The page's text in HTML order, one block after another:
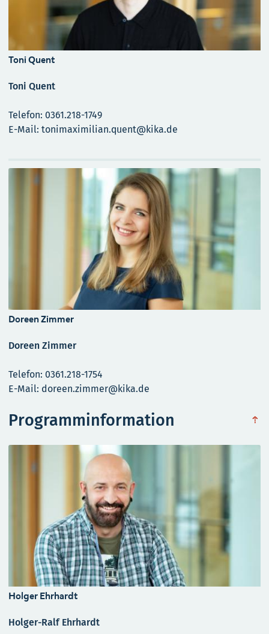
Toni Quent
Toni Quent
Telefon: 0361.218-1749
E-Mail: tonimaximilian.quent@kika.de
Doreen Zimmer
Doreen Zimmer
Telefon: 0361.218-1754
E-Mail: doreen.zimmer@kika.de
Programminformation
Holger Ehrhardt
Holger-Ralf Ehrhardt